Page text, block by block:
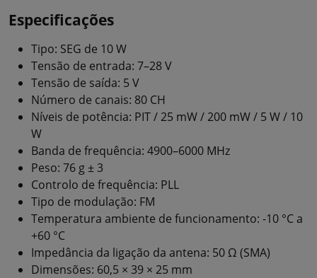
Especificações
Tipo: SEG de 10 W
Tensão de entrada: 7–28 V
Tensão de saída: 5 V
Número de canais: 80 CH
Níveis de potência: PIT / 25 mW / 200 mW / 5 W / 10
W
Banda de frequência: 4900–6000 MHz
Peso: 76 g ± 3
Controlo de frequência: PLL
Tipo de modulação: FM
Temperatura ambiente de funcionamento: -10 °C a
+60 °C
Impedância da ligação da antena: 50 Ω (SMA)
Dimensões: 60,5 × 39 × 25 mm